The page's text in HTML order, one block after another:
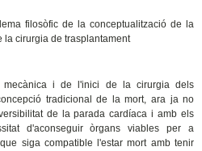
filosòfic de la conceptualització de la
la cirurgia de trasplantament
i de l'inici de la cirurgia dels
tradicional de la mort, ara ja no
de la parada cardíaca i amb els
d'aconseguir òrgans viables per a
siga compatible l'estar mort amb tenir